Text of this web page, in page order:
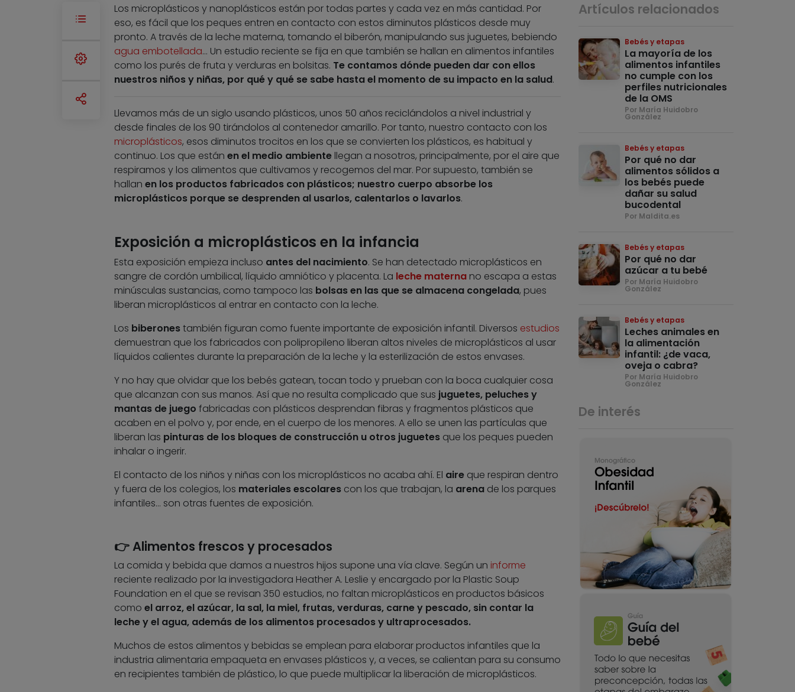
Los microplásticos y nanoplásticos están por todas partes y cada vez en más cantidad. Por
eso, es fácil que los peques entren en contacto con estos diminutos plásticos desde muy
pronto. A través de la leche materna, tomando el biberón, manipulando sus juguetes, bebiendo
agua embotellada… Un estudio reciente se fija en que también se hallan en alimentos infantiles
como los purés de fruta y verduras en bolsitas. Te contamos dónde pueden dar con ellos
nuestros niños y niñas, por qué y qué se sabe hasta el momento de su impacto en la salud.
Llevamos más de un siglo usando plásticos, unos 50 años reciclándolos a nivel industrial y
desde finales de los 90 tirándolos al contenedor amarillo. Por tanto, nuestro contacto con los
microplásticos, esos diminutos trocitos en los que se convierten los plásticos, es habitual y
continuo. Los que están en el medio ambientellegan a nosotros, principalmente, por el aire que
respiramos y los alimentos que cultivamos y recogemos del mar. Por supuesto, también se
hallan en los productos fabricados con plásticos; nuestro cuerpo absorbe los
microplásticos porque se desprenden al usarlos, calentarlos o lavarlos.
Exposición a microplásticos en la infancia
Esta exposición empieza incluso antes del nacimiento. Se han detectado microplásticos en
sangre de cordón umbilical, líquido amniótico y placenta. La leche maternano escapa a estas
minúsculas sustancias, como tampoco las bolsas en las que se almacena congelada, pues
liberan microplásticos al entrar en contacto con la leche.
Los biberonestambién figuran como fuente importante de exposición infantil. Diversos estudios
demuestran que los fabricados con polipropileno liberan altos niveles de microplásticos al usar
líquidos calientes durante la preparación de la leche y la esterilización de estos envases.
Y no hay que olvidar que los bebés gatean, tocan todo y prueban con la boca cualquier cosa
que alcanzan con sus manos. Así que no resulta complicado que sus juguetes, peluches y
mantas de juego fabricadas con plásticos desprendan fibras y fragmentos plásticos que
acaben en el polvo y, por ende, en el cuerpo de los menores. A ello se unen las partículas que
liberan las pinturas de los bloques de construcción u otros juguetesque los peques pueden
inhalar o ingerir.
El contacto de los niños y niñas con los microplásticos no acaba ahí. El aireque respiran dentro
y fuera de los colegios, los materiales escolarescon los que trabajan, la arenade los parques
infantiles… son otras fuentes de exposición.
👉 Alimentos frescos y procesados
La comida y bebida que damos a nuestros hijos supone una vía clave. Según un informe
reciente realizado por la investigadora Heather A. Leslie y encargado por la Plastic Soup
Foundation en el que se revisan 350 estudios, no faltan microplásticos en productos básicos
como el arroz, el azúcar, la sal, la miel, frutas, verduras, carne y pescado, sin contar la
leche y el agua, además de los alimentos procesados y ultraprocesados.
Muchos de estos alimentos y bebidas se emplean para elaborar productos infantiles que la
industria alimentaria empaqueta en envases plásticos y, a veces, se calientan para su consumo
en recipientes también de plástico, lo que puede multiplicar la liberación de microplásticos.
Artículos relacionados
Bebés y etapas
La mayoría de los
alimentos infantiles
no cumple con los
perfiles nutricionales
de la OMS
Por María Huidobro
González
Bebés y etapas
Por qué no dar
alimentos sólidos a
los bebés puede
dañar su salud
bucodental
Por Maldita.es
Bebés y etapas
Por qué no dar
azúcar a tu bebé
Por María Huidobro
González
Bebés y etapas
Leches animales en
la alimentación
infantil: ¿de vaca,
oveja o cabra?
Por María Huidobro
González
De interés